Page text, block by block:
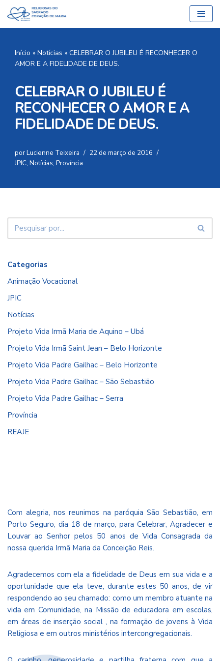
Pular
conteúdo
Início » Notícias » CELEBRAR O JUBILEU É RECONHECER O
AMOR E A FIDELIDADE DE DEUS.
CELEBRAR O JUBILEU É
RECONHECER O AMOR E A
FIDELIDADE DE DEUS.
porLucienne Teixeira
22 de março de 2016
JPIC, Notícias, Província
Categorias
Animação Vocacional
JPIC
Notícias
Projeto Vida Irmã Maria de Aquino – Ubá
Projeto Vida Irmã Saint Jean – Belo Horizonte
Projeto Vida Padre Gailhac – Belo Horizonte
Projeto Vida Padre Gailhac – São Sebastião
Projeto Vida Padre Gailhac – Serra
Província
REAJE
Com alegria, nos reunimos na paróquia São Sebastião, em
Porto Seguro, dia 18 de março, para Celebrar, Agradecer e
Louvar ao Senhor pelos 50 anos de Vida Consagrada da
nossa querida Irmã Maria da Conceição Reis.
Agradecemos com ela a fidelidade de Deus em sua vida e a
oportunidade que ela teve, durante estes 50 anos, de vir
respondendo ao seu chamado: como um membro atuante na
vida em Comunidade, na Missão de educadora em escolas,
em áreas de inserção social , na formação de jovens à Vida
Religiosa e em outros ministérios intercongregacionais.